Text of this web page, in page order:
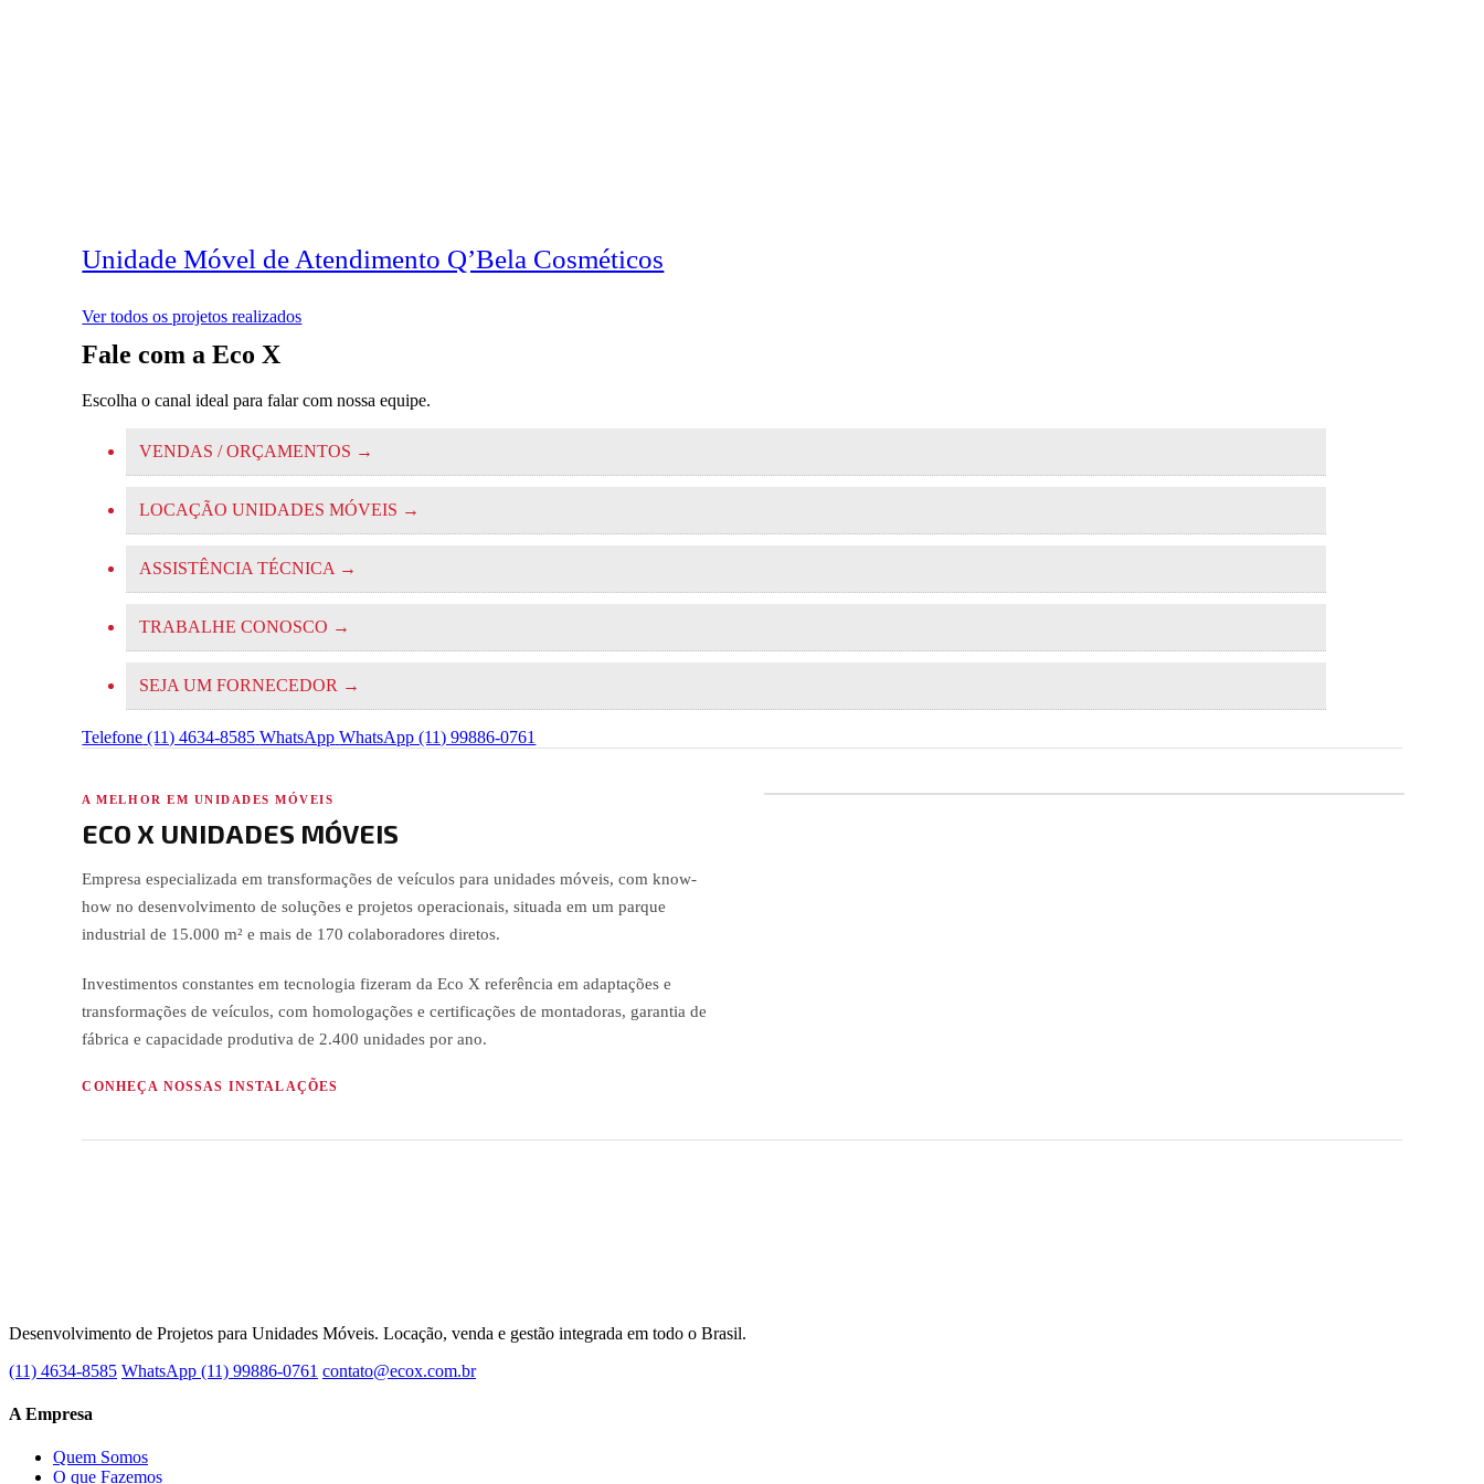
Unidade Móvel de Atendimento Q’Bela Cosméticos
Ver todos os projetos realizados
Fale com a Eco X
Escolha o canal ideal para falar com nossa equipe.
VENDAS / ORÇAMENTOS →
LOCAÇÃO UNIDADES MÓVEIS →
ASSISTÊNCIA TÉCNICA →
TRABALHE CONOSCO →
SEJA UM FORNECEDOR →
Telefone (11) 4634-8585 WhatsApp WhatsApp (11) 99886-0761
A MELHOR EM UNIDADES MÓVEIS
ECO X UNIDADES MÓVEIS
Empresa especializada em transformações de veículos para unidades móveis, com know-
how no desenvolvimento de soluções e projetos operacionais, situada em um parque
industrial de 15.000 m² e mais de 170 colaboradores diretos.
Investimentos constantes em tecnologia fizeram da Eco X referência em adaptações e
transformações de veículos, com homologações e certificações de montadoras, garantia de
fábrica e capacidade produtiva de 2.400 unidades por ano.
CONHEÇA NOSSAS INSTALAÇÕES
Desenvolvimento de Projetos para Unidades Móveis. Locação, venda e gestão integrada em todo o Brasil.
(11) 4634-8585 WhatsApp (11) 99886-0761 contato@ecox.com.br
A Empresa
Quem Somos
O que Fazemos